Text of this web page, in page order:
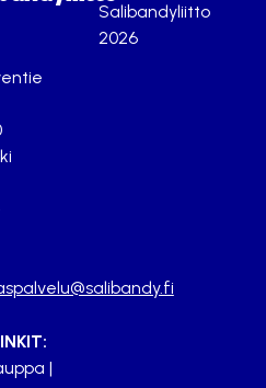
|
Salibandyliitto
2026